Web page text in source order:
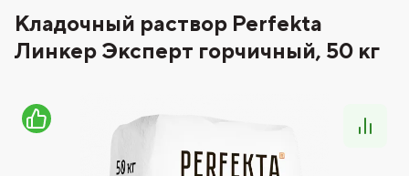
Кладочный раствор Perfekta
Линкер Эксперт горчичный, 50 кг